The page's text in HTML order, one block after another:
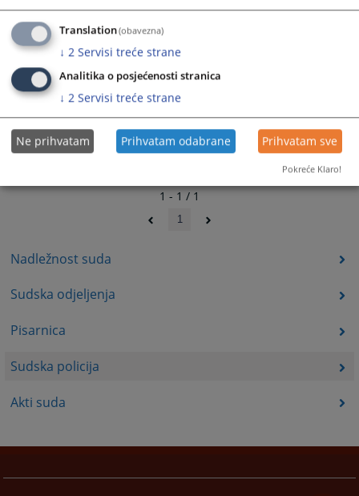
Nadležnost suda
Sudska odjeljenja
Pisarnica
Sudska policija
Akti suda
1 - 1 / 1
1
Translation(obavezna)
↓ 2 Servisi treće strane
Analitika o posjećenosti stranica
↓ 2 Servisi treće strane
Ne prihvatam Prihvatam odabrane Prihvatam sve
Pokreće Klaro!